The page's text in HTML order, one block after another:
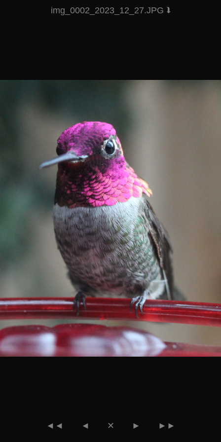
img_0002_2023_12_27.JPG
◄◄ ◄ ✕ ► ►►